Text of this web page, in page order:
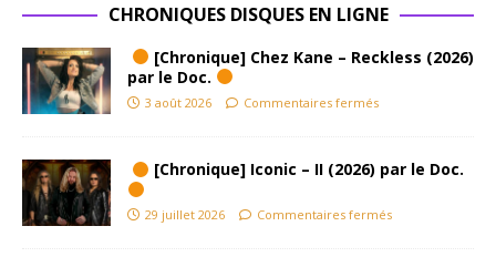
CHRONIQUES DISQUES EN LIGNE
[Chronique] Chez Kane – Reckless (2026)
par le Doc.
3 août 2026 Commentaires fermés
[Chronique] Iconic – II (2026) par le Doc.
29 juillet 2026 Commentaires fermés